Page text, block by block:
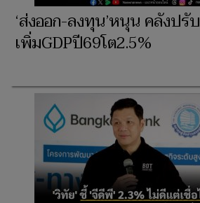
‘ส่งออก-ลงทุน’หนุน คลังปรับ
เพิ่มGDPปี69โต2.5%